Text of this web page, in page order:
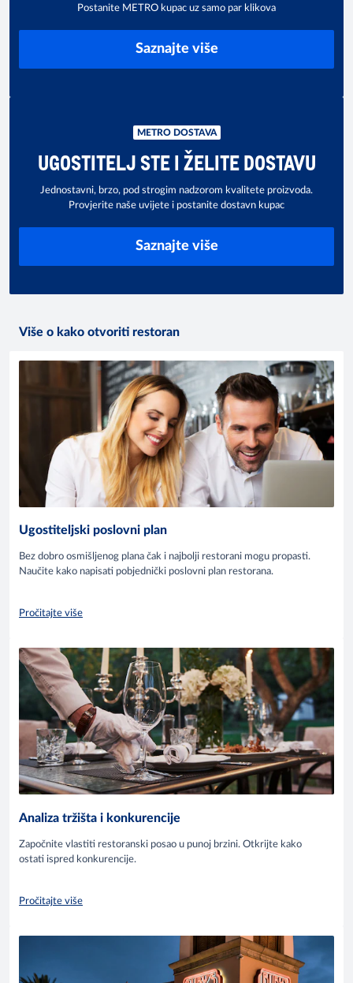
Postanite METRO kupac uz samo par klikova
Saznajte više
METRO DOSTAVA
UGOSTITELJ STE I ŽELITE DOSTAVU
Jednostavni, brzo, pod strogim nadzorom kvalitete proizvoda.
Provjerite naše uvijete i postanite dostavn kupac
Saznajte više
Više o kako otvoriti restoran
Ugostiteljski poslovni plan
Bez dobro osmišljenog plana čak i najbolji restorani mogu propasti.
Naučite kako napisati pobjednički poslovni plan restorana.
Pročitajte više
Analiza tržišta i konkurencije
Započnite vlastiti restoranski posao u punoj brzini. Otkrijte kako
ostati ispred konkurencije.
Pročitajte više